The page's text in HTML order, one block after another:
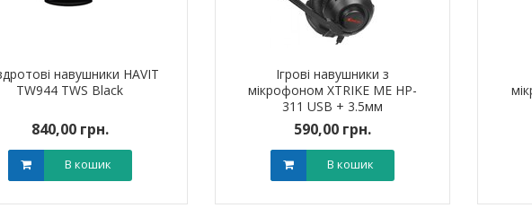
навушники HAVIT
TW944 TWS Black
840,00 грн.
В кошик
Ігрові навушники з
мікрофоном XTRIKE ME HP-
311 USB + 3.5мм
590,00 грн.
В кошик